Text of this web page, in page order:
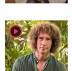
player2